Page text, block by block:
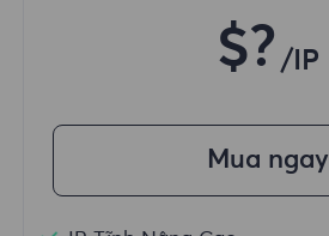
$? /IP
Mua ngay